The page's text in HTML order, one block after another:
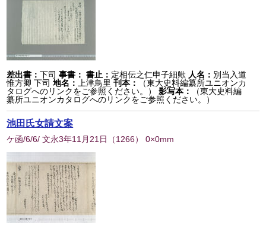
差出書：下司 事書： 書止： 定相伝之仁申子細歟 人名： 別当入道
惟方卿 下司 地名： 上津鳥里 刊本：
（東大史料編纂所ユニオンカ
タログへのリンクをご参照ください。）
影写本：
（東大史料編
纂所ユニオンカタログへのリンクをご参照ください。）
池田氏女請文案
ケ函/6/6/ 文永3年11月21日 （1266） 0×0mm